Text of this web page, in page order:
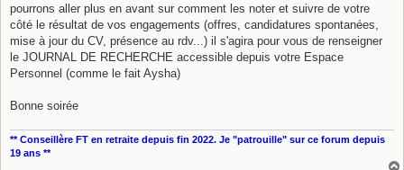
pourrons aller plus en avant sur comment les noter et suivre de votre
côté le résultat de vos engagements (offres, candidatures spontanées,
mise à jour du CV, présence au rdv...) il s'agira pour vous de renseigner
le JOURNAL DE RECHERCHE accessible depuis votre Espace
Personnel (comme le fait Aysha)
Bonne soirée
** Conseillère FT en retraite depuis fin 2022. Je "patrouille" sur ce forum depuis
19 ans **